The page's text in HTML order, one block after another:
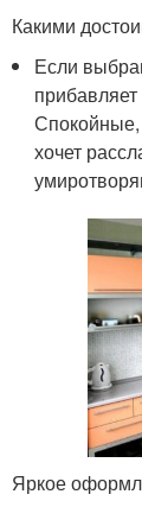
Какими
Если
Спокойные,
хочет
Яркое